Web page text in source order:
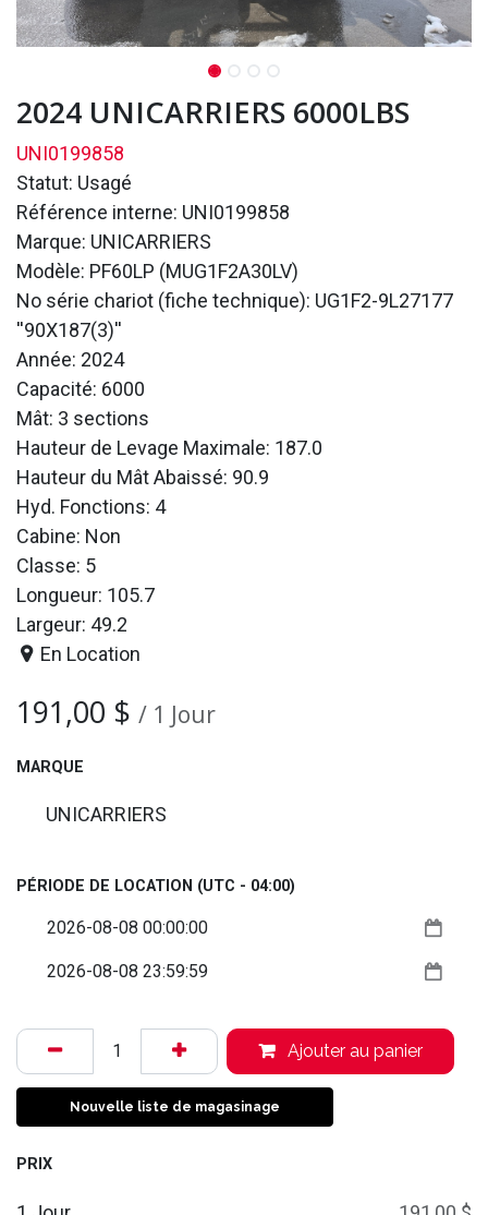
2024 UNICARRIERS 6000LBS
UNI0199858
Statut: Usagé
Référence interne: UNI0199858
Marque: UNICARRIERS
Modèle: PF60LP (MUG1F2A30LV)
No série chariot (fiche technique): UG1F2-9L27177
''90X187(3)''
Année: 2024
Capacité: 6000
Mât: 3 sections
Hauteur de Levage Maximale: 187.0
Hauteur du Mât Abaissé: 90.9
Hyd. Fonctions: 4
Cabine: Non
Classe: 5
Longueur: 105.7
Largeur: 49.2
En Location
191,00 $ / 1 Jour
MARQUE
UNICARRIERS
PÉRIODE DE LOCATION (UTC - 04:00)
Ajouter au panier
Nouvelle liste de magasinage
PRIX